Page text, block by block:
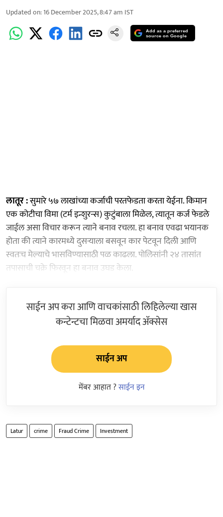
Updated on:16 December 2025, 8:47 am IST
Add as a preferred
source on Google
लातूर :सुमारे ५७ लाखांच्या कर्जाची परतफेडता करता येईना. किमान
एक कोटीचा विमा (टर्म इन्शुरन्स) कुटुंबाला मिळेल, त्यातून कर्ज फेडले
जाईल असा विचार करून त्याने बनाव रचला. हा बनाव एवढा भयानक
होता की त्याने कारमध्ये दुसऱ्याला बसवून कार पेटवून दिली आणि
स्वतःच मेल्याचे भासविण्यासाठी पळ काढला. पोलिसांनी २४ तासांत
तपासाची चक्रे फिरवून हा बनाव उघड केला.
साईन अप करा आणि वाचकांसाठी लिहिलेल्या खास
कन्टेन्टचा मिळवा अमर्याद ॲक्सेस
साईन अप
मेंबर आहात ?साईन इन
Latur crime Fraud Crime Investment